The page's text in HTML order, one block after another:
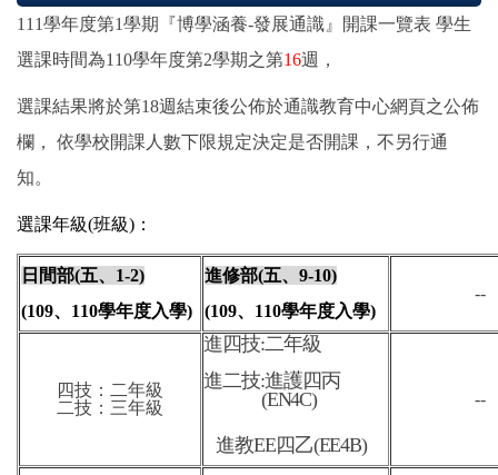
111學年度第1學期『博學涵養-發展通識』開課一覽表 學生
選課時間為110學年度第2學期之第16週，
選課結果將於第18週結束後公佈於通識教育中心網頁之公佈
欄， 依學校開課人數下限規定決定是否開課，不另行通
知。
選課年級(班級) ：
日間部(五、 1-2)
(109、 110學年度入學)
進修部(五、 9-10)
(109、 110學年度入學)
--
四技：二年級
二技：三年級
進四技:二年級
進二技:進護四丙
(EN4C)
進教EE四乙(EE4B)
--